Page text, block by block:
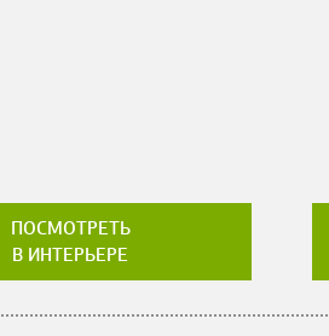
ПОСМОТРЕТЬ
В ИНТЕРЬЕРЕ